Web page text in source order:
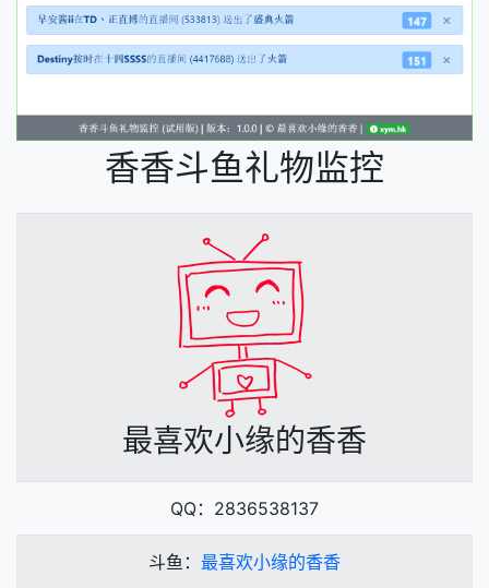
香香斗鱼礼物监控
最喜欢小缘的香香
QQ：2836538137
斗鱼： 最喜欢小缘的香香